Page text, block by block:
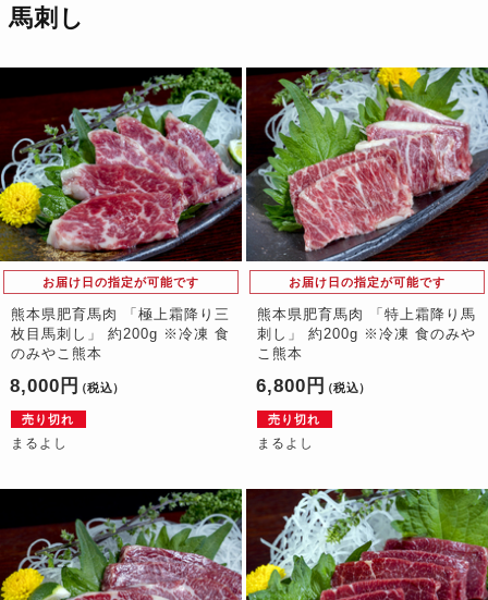
馬刺し
お届け日の指定が可能です
熊本県肥育馬肉 「極上霜降り三
枚目馬刺し」 約200g ※冷凍 食
のみやこ熊本
8,000円 （税込）
売り切れ
まるよし
お届け日の指定が可能です
熊本県肥育馬肉 「特上霜降り馬
刺し」 約200g ※冷凍 食のみや
こ熊本
6,800円 （税込）
売り切れ
まるよし